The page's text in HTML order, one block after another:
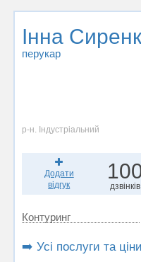
Інна
перукар
р-н. Індустріальний
Додати
відгук
дзвінків
Контуринг
➡️ Усі послуги та